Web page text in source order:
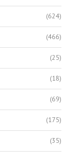
(624)
(466)
(25)
(18)
(69)
(175)
(35)